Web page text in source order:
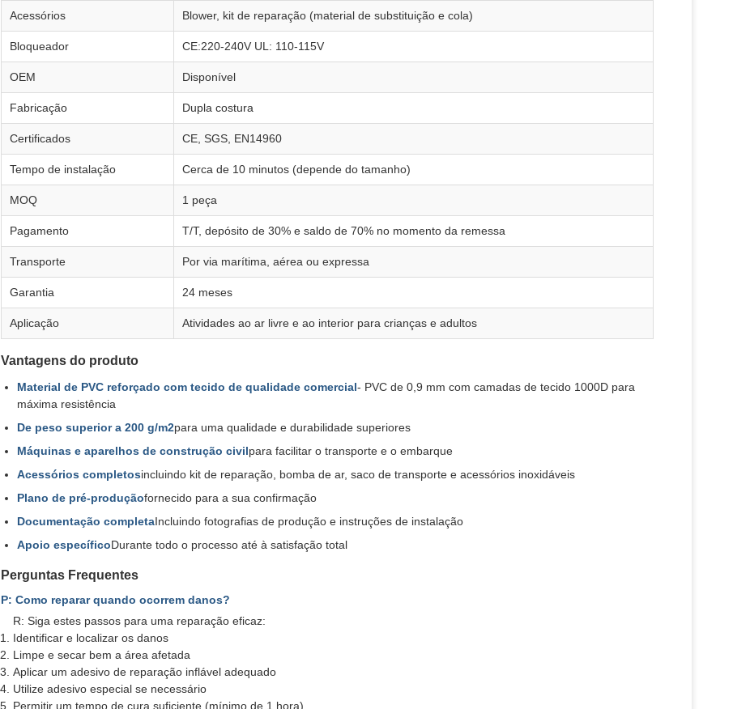
Acessórios Blower, kit de reparação (material de substituição e cola)
Bloqueador CE:220-240V UL: 110-115V
OEM Disponível
Fabricação Dupla costura
Certificados CE, SGS, EN14960
Tempo de instalação Cerca de 10 minutos (depende do tamanho)
MOQ 1 peça
Pagamento T/T, depósito de 30% e saldo de 70% no momento da remessa
Transporte Por via marítima, aérea ou expressa
Garantia 24 meses
Aplicação Atividades ao ar livre e ao interior para crianças e adultos
Vantagens do produto
Material de PVC reforçado com tecido de qualidade comercial- PVC de 0,9 mm com camadas de tecido 1000D para
máxima resistência
De peso superior a 200 g/m2para uma qualidade e durabilidade superiores
Máquinas e aparelhos de construção civilpara facilitar o transporte e o embarque
Acessórios completosincluindo kit de reparação, bomba de ar, saco de transporte e acessórios inoxidáveis
Plano de pré-produçãofornecido para a sua confirmação
Documentação completaIncluindo fotografias de produção e instruções de instalação
Apoio específicoDurante todo o processo até à satisfação total
Perguntas Frequentes
P: Como reparar quando ocorrem danos?
R: Siga estes passos para uma reparação eficaz:
Identificar e localizar os danos
Limpe e secar bem a área afetada
Aplicar um adesivo de reparação inflável adequado
Utilize adesivo especial se necessário
Permitir um tempo de cura suficiente (mínimo de 1 hora)